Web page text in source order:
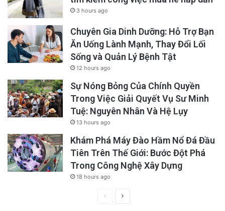
3 hours ago
Chuyên Gia Dinh Dưỡng: Hỗ Trợ Bạn
Ăn Uống Lành Mạnh, Thay Đổi Lối
Sống và Quản Lý Bệnh Tật
12 hours ago
Sự Nóng Bỏng Của Chính Quyền
Trong Việc Giải Quyết Vụ Sư Minh
Tuệ: Nguyên Nhân Và Hệ Lụy
13 hours ago
Khám Phá Máy Đào Hầm Nổ Đá Đầu
Tiên Trên Thế Giới: Bước Đột Phá
Trong Công Nghệ Xây Dựng
18 hours ago
PreviousNext